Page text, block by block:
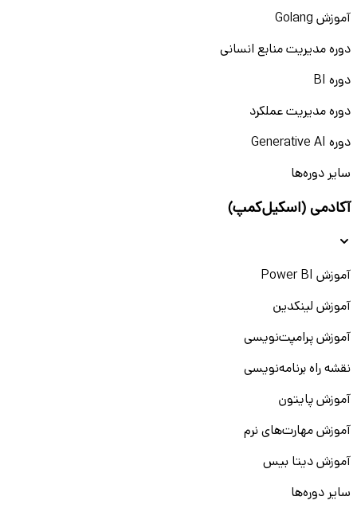
آموزش Golang
دوره مدیریت منابع انسانی
دوره BI
دوره مدیریت عملکرد
دوره Generative AI
سایر دوره‌ها
آکادمی (اسکیل‌کمپ)
آموزش Power BI
آموزش لینکدین
آموزش پرامپت‌نویسی
نقشه راه برنامه‌نویسی
آموزش پایتون
آموزش مهارت‌های نرم
آموزش دیتا بیس
سایر دوره‌ها